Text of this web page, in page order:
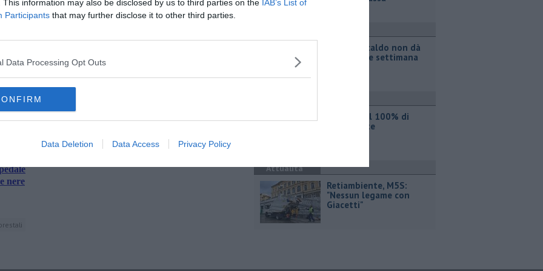
This information may also be disclosed by us to third parties on the IAB’s List of
Participants that may further disclose it to other third parties.
Data Processing Opt Outs
Data Deletion Data Access Privacy Policy
di tutto il personale sanitario".
iscriviti alla
Newsletter QUInews - ToscanaMedia.
nella tua casella di posta.
nere
Il grande caldo non dà
tregua, fine settimana
Iren sale al 100% di
Etambiente
Attualità
Retiambiente, M5S:
"Nessun legame con
Giacetti"